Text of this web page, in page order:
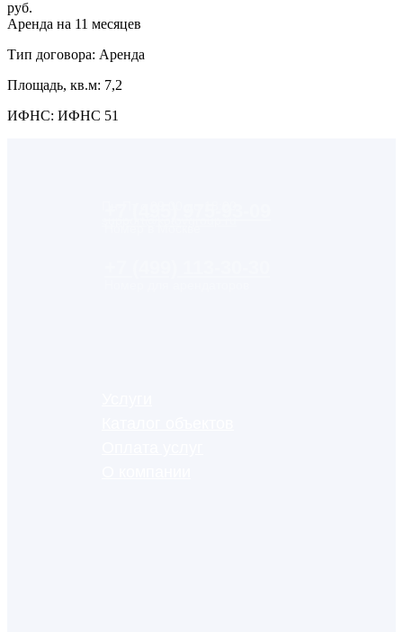
руб.
Аренда на 11 месяцев
Тип договора: Аренда
Площадь, кв.м: 7,2
ИФНС: ИФНС 51